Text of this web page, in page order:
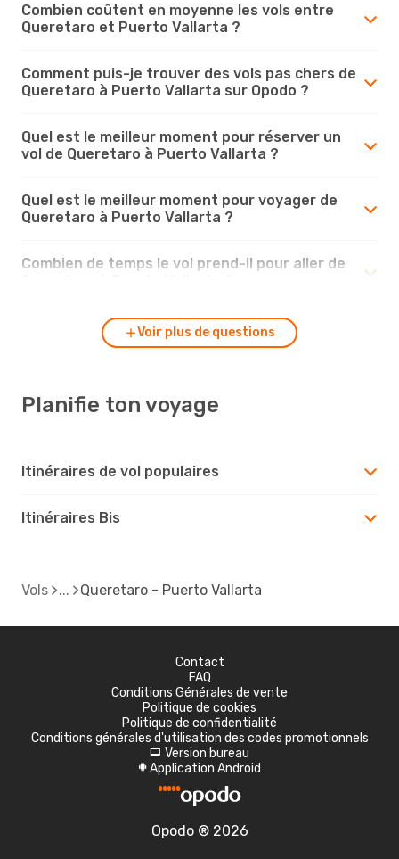
Combien coûtent en moyenne les vols entre
Queretaro et Puerto Vallarta ?
Comment puis-je trouver des vols pas chers de
Queretaro à Puerto Vallarta sur Opodo ?
Quel est le meilleur moment pour réserver un
vol de Queretaro à Puerto Vallarta ?
Quel est le meilleur moment pour voyager de
Queretaro à Puerto Vallarta ?
Combien de temps le vol prend-il pour aller de
Voir plus de questions
Planifie ton voyage
Itinéraires de vol populaires
Itinéraires Bis
Vols Queretaro - Puerto Vallarta
Contact
FAQ
Conditions Générales de vente
Politique de cookies
Politique de confidentialité
Conditions générales d'utilisation des codes promotionnels
d Version bureau
A Application Android
Opodo ® 2026